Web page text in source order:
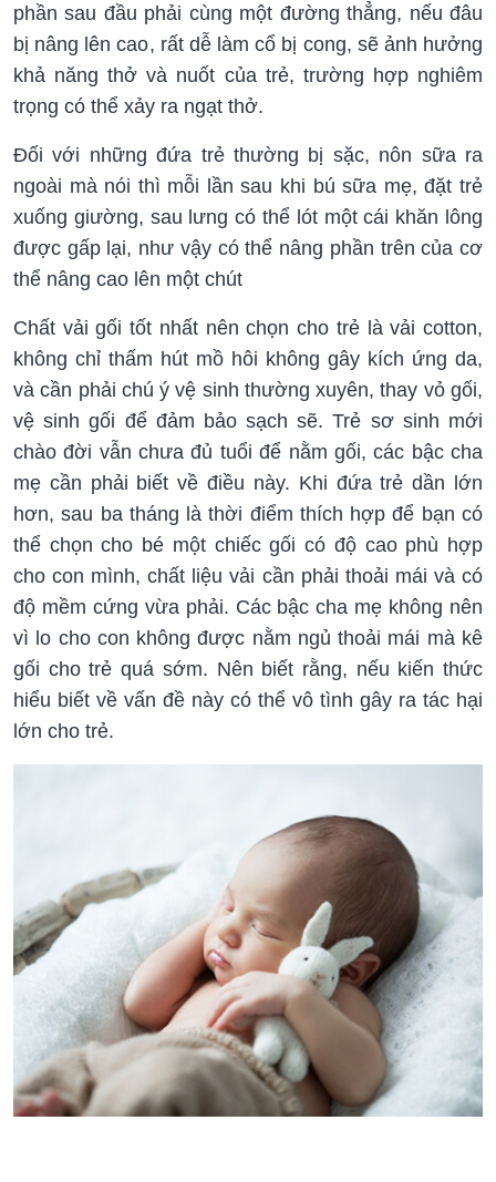
phần sau đầu phải cùng một đường thẳng, nếu đâu
bị nâng lên cao, rất dễ làm cổ bị cong, sẽ ảnh hưởng
khả năng thở và nuốt của trẻ, trường hợp nghiêm
trọng có thể xảy ra ngạt thở.
Đối với những đứa trẻ thường bị sặc, nôn sữa ra
ngoài mà nói thì mỗi lần sau khi bú sữa mẹ, đặt trẻ
xuống giường, sau lưng có thể lót một cái khăn lông
được gấp lại, như vậy có thể nâng phần trên của cơ
thể nâng cao lên một chút
Chất vải gối tốt nhất nên chọn cho trẻ là vải cotton,
không chỉ thấm hút mồ hôi không gây kích ứng da,
và cần phải chú ý vệ sinh thường xuyên, thay vỏ gối,
vệ sinh gối để đảm bảo sạch sẽ. Trẻ sơ sinh mới
chào đời vẫn chưa đủ tuổi để nằm gối, các bậc cha
mẹ cần phải biết về điều này. Khi đứa trẻ dần lớn
hơn, sau ba tháng là thời điểm thích hợp để bạn có
thể chọn cho bé một chiếc gối có độ cao phù hợp
cho con mình, chất liệu vải cần phải thoải mái và có
độ mềm cứng vừa phải. Các bậc cha mẹ không nên
vì lo cho con không được nằm ngủ thoải mái mà kê
gối cho trẻ quá sớm. Nên biết rằng, nếu kiến thức
hiểu biết về vấn đề này có thể vô tình gây ra tác hại
lớn cho trẻ.